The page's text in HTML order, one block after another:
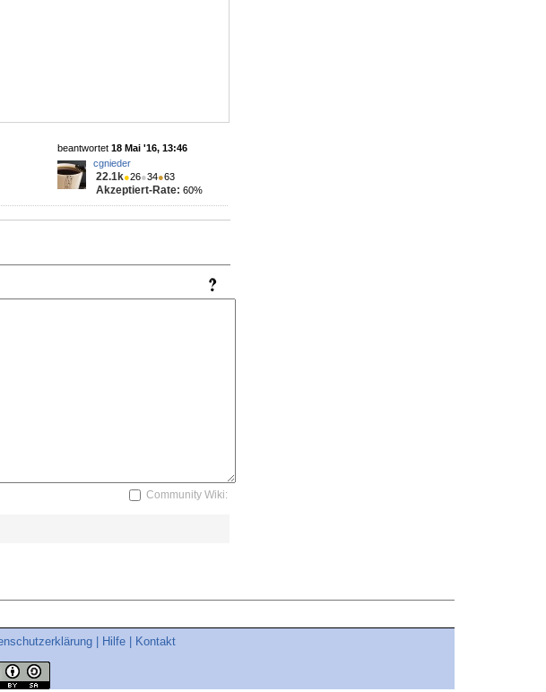
beantwortet 18 Mai '16, 13:46
cgnieder
22.1k●26●34●63
Akzeptiert-Rate: 60%
Community Wiki:
Hilfe Kontakt